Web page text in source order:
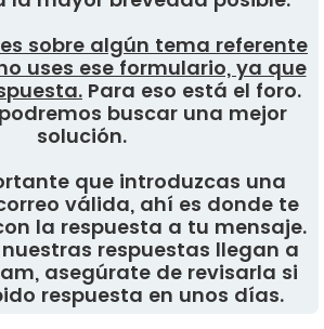
sobre algún tema referente
uses ese formulario, ya que
Para eso está el foro.
buscar una mejor
solución.
que introduzcas una
válida, ahí es donde te
la respuesta a tu mensaje.
nuestras respuestas llegan a
asegúrate de revisarla si
respuesta en unos días.